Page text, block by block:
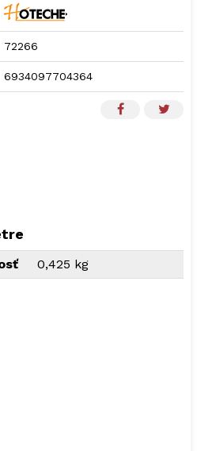
72266
6934097704364
0,425 kg